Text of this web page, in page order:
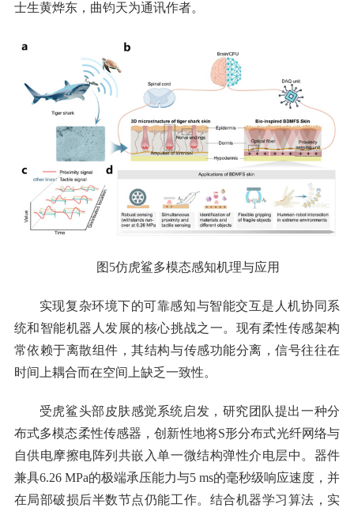
士生黄烨东，曲钧天为通讯作者。
图5仿虎鲨多模态感知机理与应用
实现复杂环境下的可靠感知与智能交互是人机协同系
统和智能机器人发展的核心挑战之一。现有柔性传感架构
常依赖于离散组件，其结构与传感功能分离，信号往往在
时间上耦合而在空间上缺乏一致性。
受虎鲨头部皮肤感觉系统启发，研究团队提出一种分
布式多模态柔性传感器，创新性地将S形分布式光纤网络与
自供电摩擦电阵列共嵌入单一微结构弹性介电层中。器件
兼具6.26 MPa的极端承压能力与5 ms的毫秒级响应速度，并
在局部破损后半数节点仍能工作。结合机器学习算法，实